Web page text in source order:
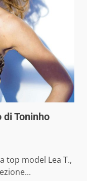
di Toninho
top model Lea T.,